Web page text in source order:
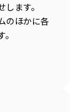
ます。
のほかに各